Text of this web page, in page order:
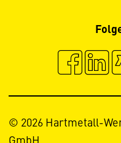
© 2026 Hartmetall-